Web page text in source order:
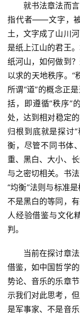
就书法章法而言
指代者――文字，
土，文字成了山川
是纸上江山的君王
纸河山，如何做到
以求的天地秩序。“
所谓“道”的概念正
括，即遵循“秩序”
处，达到相对稳定
归根到底就是探讨
衡，尽管不同书体
重、黑白、大小、
与之密切相关。书
“均衡”法则与标准
不是黑白的等同，
人经验借鉴与文化
判。
当前在探讨章法
借鉴，如中国哲学
势论、音乐的乐章
示我们对此思考，
是军事家、不是音